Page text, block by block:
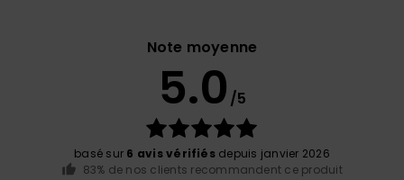
Note moyenne
5.0 /5
basé sur 6 avis vérifiésdepuis janvier 2026
83% de nos clients recommandent ce produit